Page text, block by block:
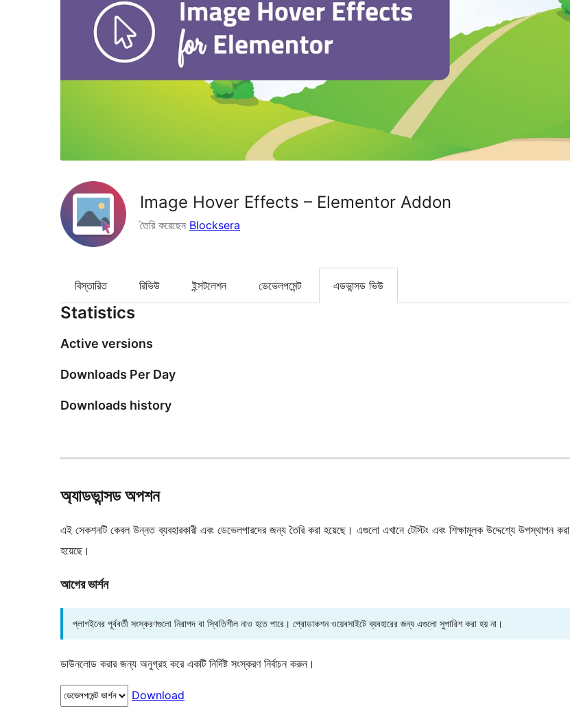
Image Hover Effects – Elementor Addon
তৈরি করেছেন Blocksera
বিস্তারিত রিভিউ ইন্সটলেশন ডেভেলপমেন্ট এডভান্সড ভিউ
Statistics
Active versions
Downloads Per Day
Downloads history
অ্যাডভান্সড অপশন
এই সেকশনটি কেবল উন্নত ব্যবহারকারী এবং ডেভেলপারদের জন্য তৈরি করা হয়েছে। এগুলো এখানে টেস্টিং এবং শিক্ষামূলক উদ্দেশ্যে উপস্থাপন করা
হয়েছে।
আগের ভার্শন
প্লাগইনের পূর্ববর্তী সংস্করণগুলো নিরাপদ বা স্থিতিশীল নাও হতে পারে। প্রোডাকশন ওয়েবসাইটে ব্যবহারের জন্য এগুলো সুপারিশ করা হয় না।
ডাউনলোড করার জন্য অনুগ্রহ করে একটি নির্দিষ্ট সংস্করণ নির্বাচন করুন।
Download